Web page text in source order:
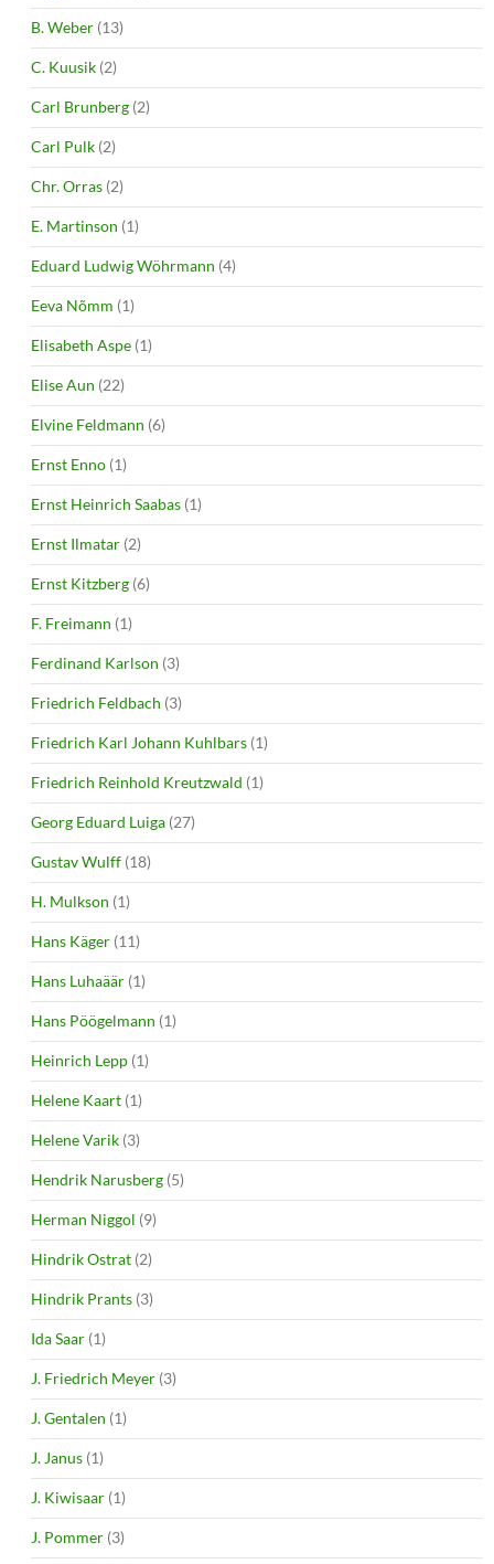
B. Weber (13)
C. Kuusik (2)
Carl Brunberg (2)
Carl Pulk (2)
Chr. Orras (2)
E. Martinson (1)
Eduard Ludwig Wöhrmann (4)
Eeva Nõmm (1)
Elisabeth Aspe (1)
Elise Aun (22)
Elvine Feldmann (6)
Ernst Enno (1)
Ernst Heinrich Saabas (1)
Ernst Ilmatar (2)
Ernst Kitzberg (6)
F. Freimann (1)
Ferdinand Karlson (3)
Friedrich Feldbach (3)
Friedrich Karl Johann Kuhlbars (1)
Friedrich Reinhold Kreutzwald (1)
Georg Eduard Luiga (27)
Gustav Wulff (18)
H. Mulkson (1)
Hans Käger (11)
Hans Luhaäär (1)
Hans Pöögelmann (1)
Heinrich Lepp (1)
Helene Kaart (1)
Helene Varik (3)
Hendrik Narusberg (5)
Herman Niggol (9)
Hindrik Ostrat (2)
Hindrik Prants (3)
Ida Saar (1)
J. Friedrich Meyer (3)
J. Gentalen (1)
J. Janus (1)
J. Kiwisaar (1)
J. Pommer (3)